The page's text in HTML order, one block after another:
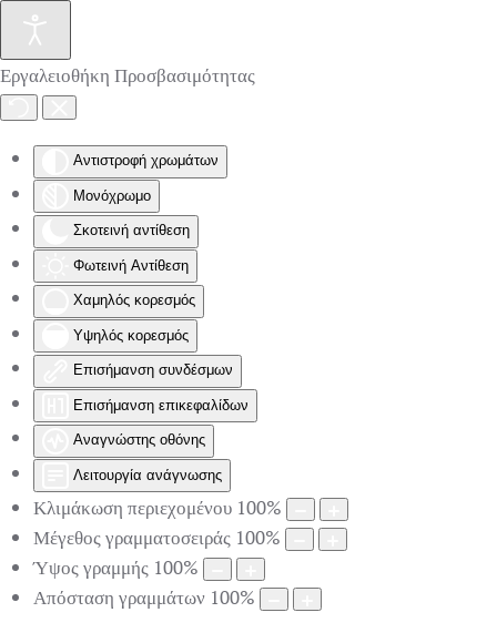
Εργαλειοθήκη Προσβασιμότητας
Αντιστροφή χρωμάτων
Μονόχρωμο
Σκοτεινή αντίθεση
Φωτεινή Αντίθεση
Χαμηλός κορεσμός
Υψηλός κορεσμός
Επισήμανση συνδέσμων
Επισήμανση επικεφαλίδων
Αναγνώστης οθόνης
Λειτουργία ανάγνωσης
Κλιμάκωση περιεχομένου 100%
Μέγεθος γραμματοσειράς 100%
Ύψος γραμμής 100%
Απόσταση γραμμάτων 100%
Skip to main content